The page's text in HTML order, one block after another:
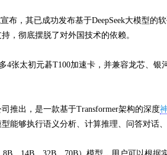
布，其已成功发布基于DeepSeek大模型
，彻底摆脱了对外国技术的依赖。
4张太初元碁T100加速卡，并兼容龙芯、
推出，是一款基于Transformer架构的深度
能够执行语义分析、计算推理、问答对